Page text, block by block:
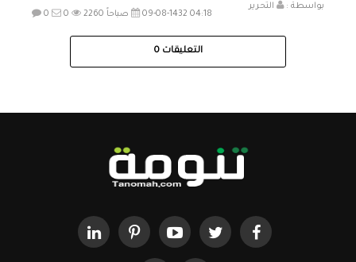
بواسطة :
التحرير
09-08-1432 04:18 صباحاً
0 0 2260
التعليقات 0